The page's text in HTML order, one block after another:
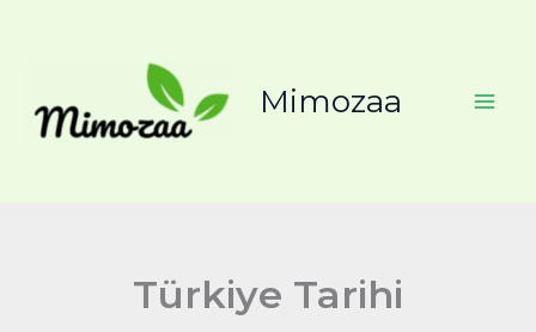
Mimozaa
Türkiye Tarihi